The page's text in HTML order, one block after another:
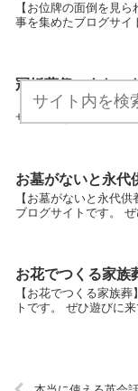
【お位牌の面倒を見
事を集めたブログサイ
冠婚葬祭のあれこ
【冠婚葬祭のあれこ
サイトです。 ぜひ遊び
お墓がないと永代
【お墓がないと永代
ブログサイトです。 ぜ
お花でつくる家族
【お花でつくる家族
トです。 ぜひ遊びに来